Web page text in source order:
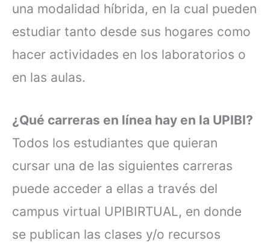
una modalidad híbrida, en la cual pueden
estudiar tanto desde sus hogares como
hacer actividades en los laboratorios o
en las aulas.
¿Qué carreras en línea hay en la UPIBI?
Todos los estudiantes que quieran
cursar una de las siguientes carreras
puede acceder a ellas a través del
campus virtual UPIBIRTUAL, en donde
se publican las clases y/o recursos